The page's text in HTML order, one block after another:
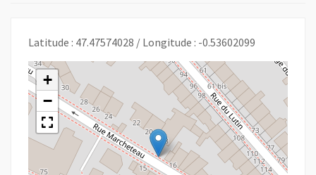
Latitude : 47.47574028 / Longitude : -0.53602099
+
−